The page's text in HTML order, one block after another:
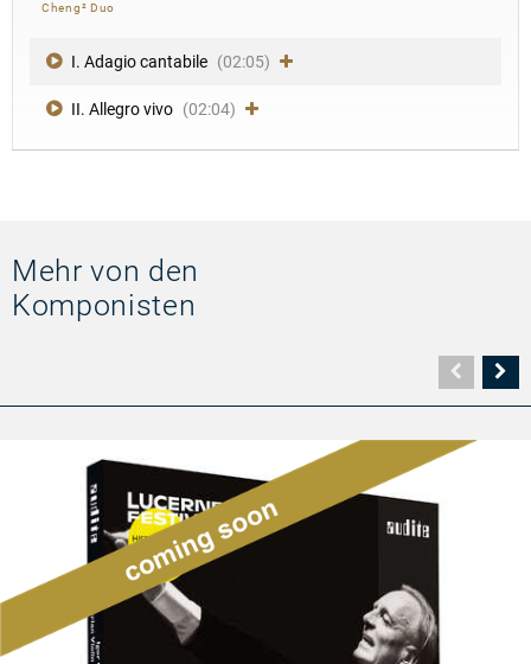
Cheng² Duo
I. Adagio cantabile (02:05)
II. Allegro vivo (02:04)
Mehr von den
Komponisten
Seite